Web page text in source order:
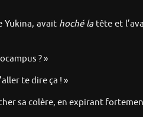
Yukina, avait hoché la tête et
? »
te dire ça ! »
sa colère, en expirant